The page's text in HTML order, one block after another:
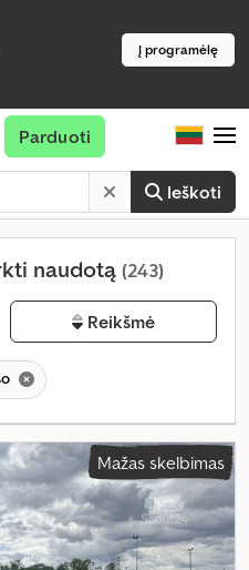
Į programėlę
Ieškoti
Parduoti
naudotą (243)
Reikšmė
Mažas skelbimas